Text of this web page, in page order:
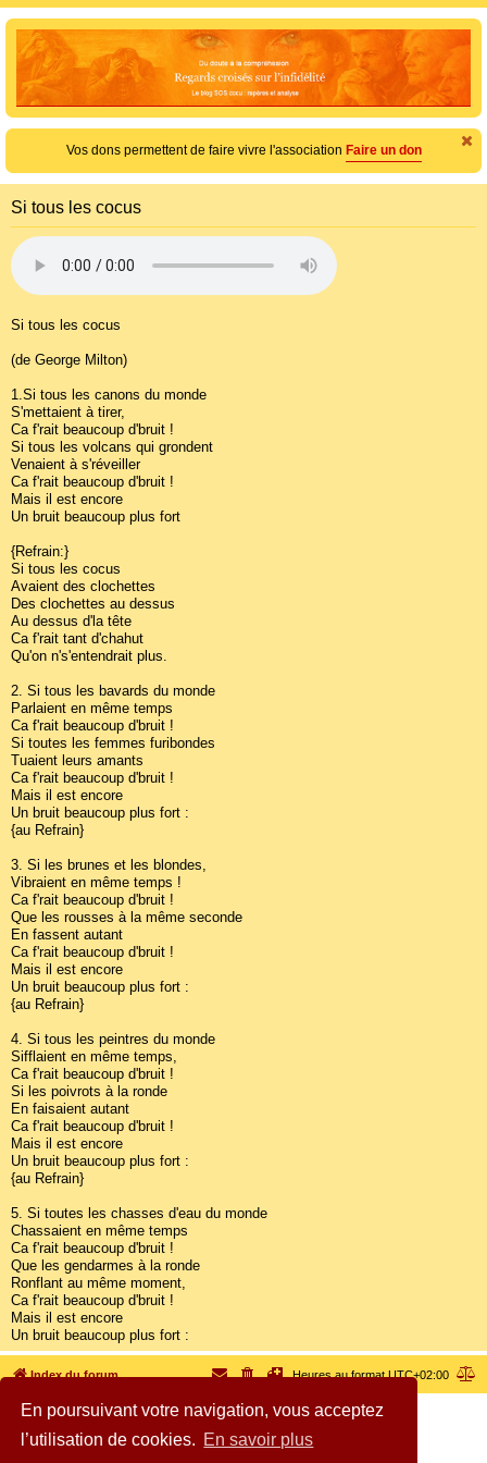
En poursuivant votre navigation, vous acceptez
l’utilisation de cookies. En savoir plus
c
e
r
e
Vos dons permettent de faire vivre l'association Faire un don
Si tous les cocus
Si tous les cocus
(de George Milton)
1.Si tous les canons du monde
S'mettaient à tirer,
Ca f'rait beaucoup d'bruit !
Si tous les volcans qui grondent
Venaient à s'réveiller
Ca f'rait beaucoup d'bruit !
Mais il est encore
Un bruit beaucoup plus fort
{Refrain:}
Si tous les cocus
Avaient des clochettes
Des clochettes au dessus
Au dessus d'la tête
Ca f'rait tant d'chahut
Qu'on n's'entendrait plus.
2. Si tous les bavards du monde
Parlaient en même temps
Ca f'rait beaucoup d'bruit !
Si toutes les femmes furibondes
Tuaient leurs amants
Ca f'rait beaucoup d'bruit !
Mais il est encore
Un bruit beaucoup plus fort :
{au Refrain}
3. Si les brunes et les blondes,
Vibraient en même temps !
Ca f'rait beaucoup d'bruit !
Que les rousses à la même seconde
En fassent autant
Ca f'rait beaucoup d'bruit !
Mais il est encore
Un bruit beaucoup plus fort :
{au Refrain}
4. Si tous les peintres du monde
Sifflaient en même temps,
Ca f'rait beaucoup d'bruit !
Si les poivrots à la ronde
En faisaient autant
Ca f'rait beaucoup d'bruit !
Mais il est encore
Un bruit beaucoup plus fort :
{au Refrain}
5. Si toutes les chasses d'eau du monde
Chassaient en même temps
Ca f'rait beaucoup d'bruit !
Que les gendarmes à la ronde
Ronflant au même moment,
Ca f'rait beaucoup d'bruit !
Mais il est encore
Un bruit beaucoup plus fort :
Index du forum Heures au formatUTC+02:00
Copyright © 2005 - 2026 SOS cocu All rights reserved.
Développé parphpBB® Forum Software © phpBB Limited